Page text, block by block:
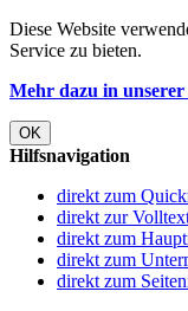
Diese Website
Service zu bieten.
Mehr dazu in
OK
Hilfsnavigation
direkt zum
direkt zur
direkt zum
direkt zum
direkt zum